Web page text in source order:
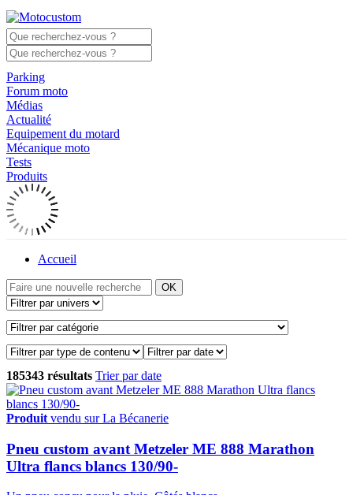
Parking
Forum moto
Médias
Actualité
Equipement du motard
Mécanique moto
Tests
Produits
Accueil
OK
185343 résultats Trier par date
Produit vendu sur La Bécanerie
Pneu custom avant Metzeler ME 888 Marathon
Ultra flancs blancs 130/90-